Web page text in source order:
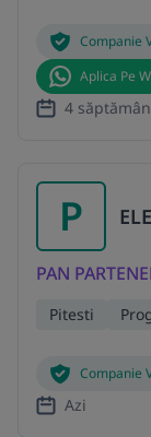
Companie
Aplica Pe
4
P
PAN
Pitesti
Companie
Azi